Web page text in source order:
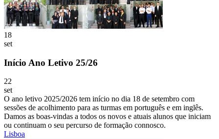
18
set
Início Ano Letivo 25/26
22
set
O ano letivo 2025/2026 tem início no dia 18 de setembro com
sessões de acolhimento para as turmas em português e em inglês.
Damos as boas-vindas a todos os novos e atuais alunos que iniciam
ou continuam o seu percurso de formação connosco.
Lisboa